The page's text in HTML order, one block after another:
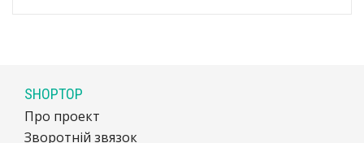
SHOPTOP
Про проект
Зворотній звязок